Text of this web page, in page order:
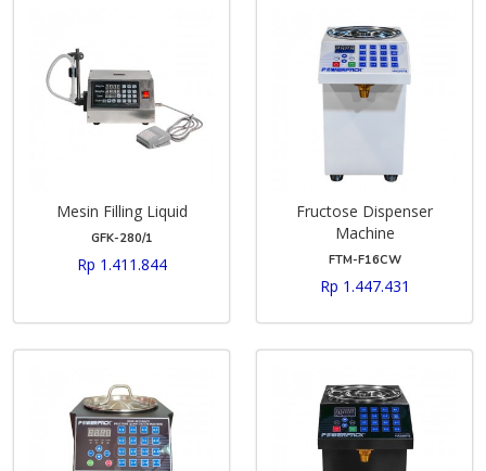
Mesin Filling Liquid
GFK-280/1
Rp 1.411.844
Fructose Dispenser
Machine
FTM-F16CW
Rp 1.447.431